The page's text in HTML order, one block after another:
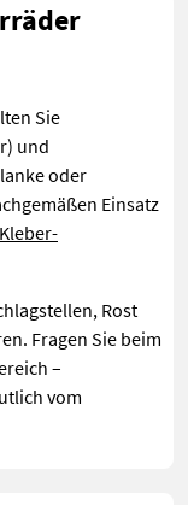
Sie
und
oder
Einsatz
Kleber-
Rost
Fragen Sie beim
–
vom